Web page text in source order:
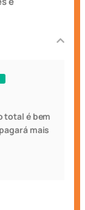
total é bem
mais